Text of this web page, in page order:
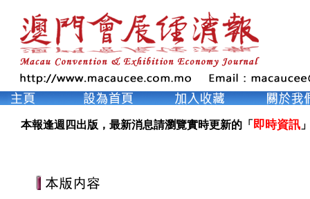
本報逢週四出版，最新消息請瀏覽實時更新的「 即時資訊